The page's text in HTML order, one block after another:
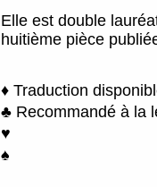
Elle est double
huitième pièce
♦ Traduction
♣ Recommandé à la
♥
♠